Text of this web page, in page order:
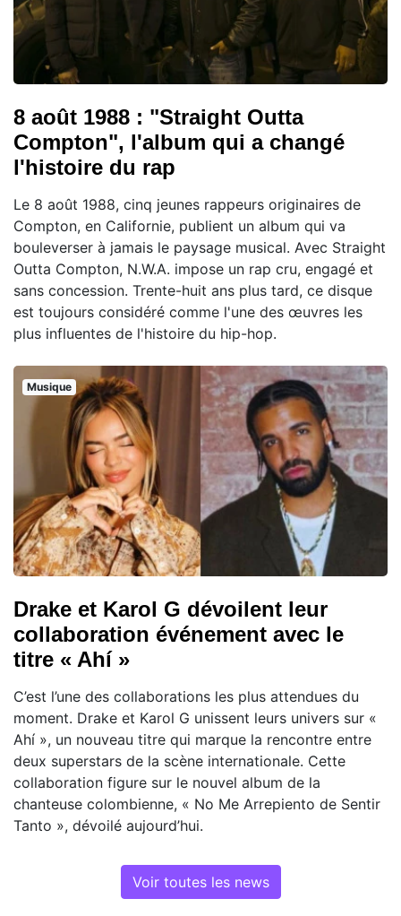
8 août 1988 : "Straight Outta
Compton", l'album qui a changé
l'histoire du rap
Le 8 août 1988, cinq jeunes rappeurs originaires de
Compton, en Californie, publient un album qui va
bouleverser à jamais le paysage musical. Avec Straight
Outta Compton, N.W.A. impose un rap cru, engagé et
sans concession. Trente-huit ans plus tard, ce disque
est toujours considéré comme l'une des œuvres les
plus influentes de l'histoire du hip-hop.
Musique
Drake et Karol G dévoilent leur
collaboration événement avec le
titre « Ahí »
C’est l’une des collaborations les plus attendues du
moment. Drake et Karol G unissent leurs univers sur «
Ahí », un nouveau titre qui marque la rencontre entre
deux superstars de la scène internationale. Cette
collaboration figure sur le nouvel album de la
chanteuse colombienne, « No Me Arrepiento de Sentir
Tanto », dévoilé aujourd’hui.
Voir toutes les news